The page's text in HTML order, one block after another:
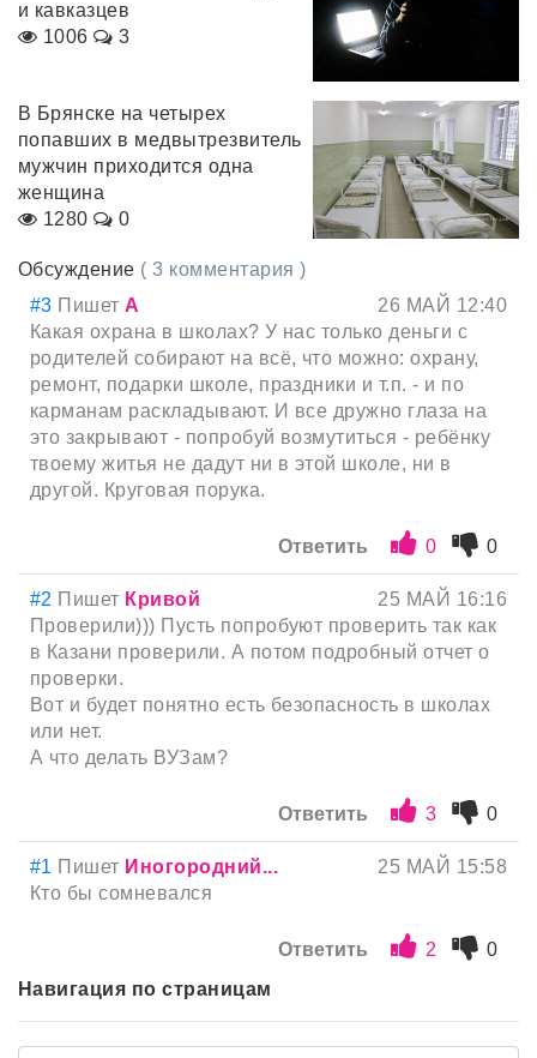
и кавказцев
1006
3
В Брянске на четырех
попавших в медвытрезвитель
мужчин приходится одна
женщина
1280
0
Обсуждение ( 3 комментария )
#3 Пишет А
26 МАЙ 12:40
Какая охрана в школах? У нас только деньги с
родителей собирают на всё, что можно: охрану,
ремонт, подарки школе, праздники и т.п. - и по
карманам раскладывают. И все дружно глаза на
это закрывают - попробуй возмутиться - ребёнку
твоему житья не дадут ни в этой школе, ни в
другой. Круговая порука.
Ответить 0 0
#2 Пишет Кривой
25 МАЙ 16:16
Проверили))) Пусть попробуют проверить так как
в Казани проверили. А потом подробный отчет о
проверки.
Вот и будет понятно есть безопасность в школах
или нет.
А что делать ВУЗам?
Ответить 3 0
#1 Пишет Иногородний...
25 МАЙ 15:58
Кто бы сомневался
Ответить 2
0
Навигация по страницам